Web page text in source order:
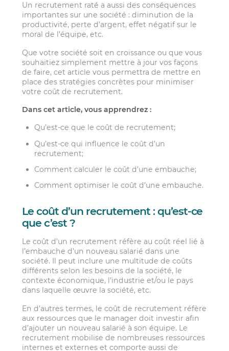
Un recrutement raté a aussi des conséquences
importantes sur une société : diminution de la
productivité, perte d’argent, effet négatif sur le
moral de l’équipe, etc.
Que votre société soit en croissance ou que vous
souhaitiez simplement mettre à jour vos façons
de faire, cet article vous permettra de mettre en
place des stratégies concrètes pour minimiser
votre coût de recrutement.
Dans cet article, vous apprendrez :
Qu’est-ce que le coût de recrutement;
Qu’est-ce qui influence le coût d’un
recrutement;
Comment calculer le coût d’une embauche;
Comment optimiser le coût d’une embauche.
Le coût d’un recrutement : qu’est-ce
que c’est ?
Le coût d’un recrutement réfère au coût réel lié à
l’embauche d’un nouveau salarié dans une
société. Il peut inclure une multitude de coûts
différents selon les besoins de la société, le
contexte économique, l’industrie et/ou le pays
dans laquelle œuvre la société, etc.
En d’autres termes, le coût de recrutement réfère
aux ressources que le manager doit investir afin
d’ajouter un nouveau salarié à son équipe. Le
recrutement mobilise de nombreuses ressources
internes et externes et comporte aussi de